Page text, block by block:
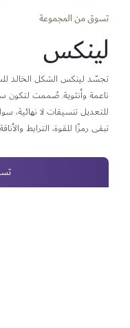
تسوق من المجموعة
لينكس
تجسّد لينكس الشكل الخالد
ناعمة وأنثوية. صُممت لتكون
للتعديل تنسيقات لا نهائية،
تبقى رمزًا للقوة، الترابط